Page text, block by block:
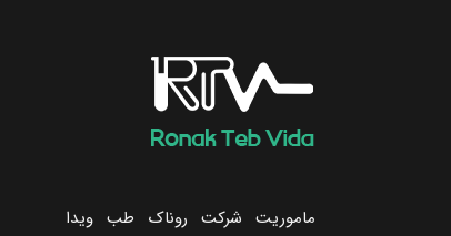
ماموریت شرکت روناک طب ویدا